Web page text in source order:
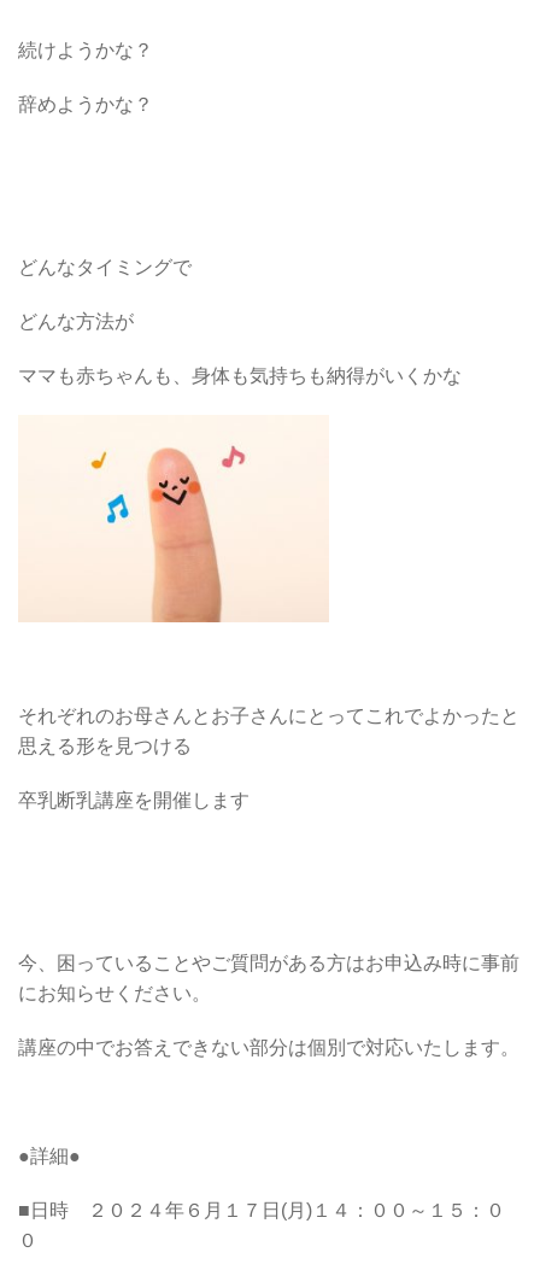
続けようかな？
辞めようかな？
どんなタイミングで
どんな方法が
ママも赤ちゃんも、身体も気持ちも納得がいくかな
それぞれのお母さんとお子さんにとってこれでよかったと
思える形を見つける
卒乳断乳講座を開催します
今、困っていることやご質問がある方はお申込み時に事前
にお知らせください。
講座の中でお答えできない部分は個別で対応いたします。
●詳細●
■日時 ２０２４年６月１７日(月)１４：００～１５：０
０